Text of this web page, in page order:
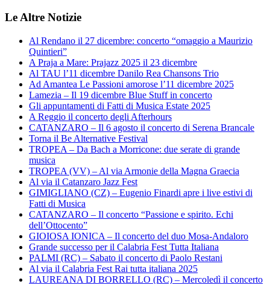
Le Altre Notizie
Al Rendano il 27 dicembre: concerto “omaggio a Maurizio
Quintieri”
A Praja a Mare: Prajazz 2025 il 23 dicembre
Al TAU l’11 dicembre Danilo Rea Chansons Trio
Ad Amantea Le Passioni amorose l’11 dicembre 2025
Lamezia – Il 19 dicembre Blue Stuff in concerto
Gli appuntamenti di Fatti di Musica Estate 2025
A Reggio il concerto degli Afterhours
CATANZARO – Il 6 agosto il concerto di Serena Brancale
Torna il Be Alternative Festival
TROPEA – Da Bach a Morricone: due serate di grande
musica
TROPEA (VV) – Al via Armonie della Magna Graecia
Al via il Catanzaro Jazz Fest
GIMIGLIANO (CZ) – Eugenio Finardi apre i live estivi di
Fatti di Musica
CATANZARO – Il concerto “Passione e spirito. Echi
dell’Ottocento”
GIOIOSA IONICA – Il concerto del duo Mosa-Andaloro
Grande successo per il Calabria Fest Tutta Italiana
PALMI (RC) – Sabato il concerto di Paolo Restani
Al via il Calabria Fest Rai tutta italiana 2025
LAUREANA DI BORRELLO (RC) – Mercoledì il concerto